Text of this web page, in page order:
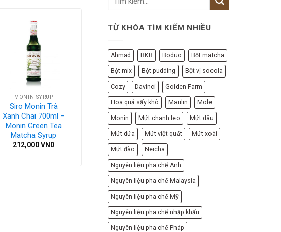
TỪ KHÓA TÌM KIẾM NHIỀU
Ahmad BKB Boduo Bột matcha
Bột mix Bột pudding Bột vị socola
Cozy Davinci Golden Farm
Hoa quả sấy khô Maulin Mole
Monin Mứt chanh leo Mứt dâu
Mứt dứa Mứt việt quất Mứt xoài
Mứt đào Neicha
Nguyên liệu pha chế Anh
Nguyên liệu pha chế Malaysia
Nguyên liệu pha chế Mỹ
Nguyên liệu pha chế nhập khẩu
Nguyên liệu pha chế Pháp
MONIN SYRUP
Siro Monin Trà
Xanh Chai 700ml –
Monin Green Tea
Matcha Syrup
212,000VND
MONIN SYRUP
Siro Monin Táo
Xanh Chai 700ml –
Monin Green Apple
Syrup
212,000VND